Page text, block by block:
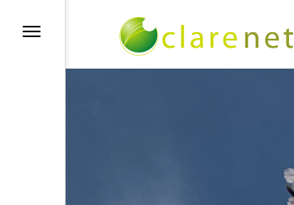
TECH